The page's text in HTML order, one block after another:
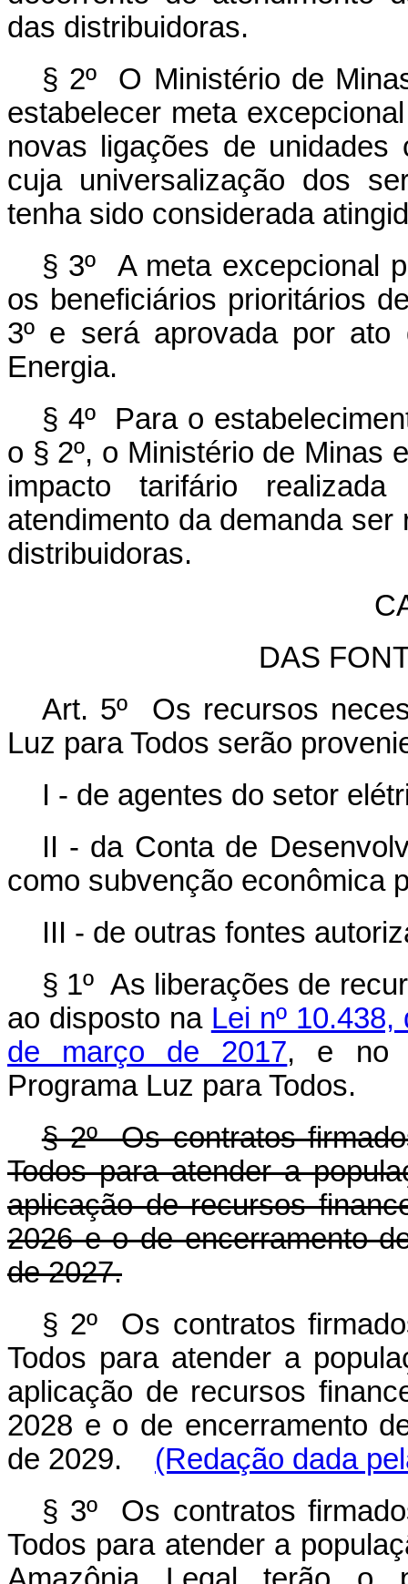
das distribuidoras.
§ 2º O Ministério de
estabelecer meta
novas ligações de unidades
cuja universalização dos
tenha sido considerada
§ 3º A meta excepcional
os beneficiários prioritários
3º e será aprovada por
Energia.
§ 4º Para o
o § 2º, o Ministério de Minas
impacto tarifário
atendimento da demanda
distribuidoras.
DAS
Art. 5º Os recursos
Luz para Todos serão
I - de agentes do setor
II - da Conta de
como subvenção econômica
III - de outras fontes
§ 1º As liberações de
ao disposto na Lei nº 10.438,
de março de 2017, e no
Programa Luz para Todos.
§ 2º Os contratos
Todos para atender a
aplicação de recursos
2026 e o de encerramento
de 2027.
§ 2º Os contratos
Todos para atender a
aplicação de recursos
2028 e o de encerramento
de 2029.
(Redação dada
§ 3º Os contratos
Todos para atender a